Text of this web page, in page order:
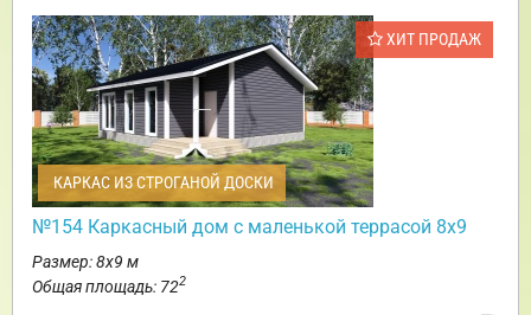
ХИТ ПРОДАЖ
КАРКАС ИЗ СТРОГАНОЙ ДОСКИ
№154 Каркасный дом с маленькой террасой 8х9
Размер: 8х9 м
Общая площадь: 722